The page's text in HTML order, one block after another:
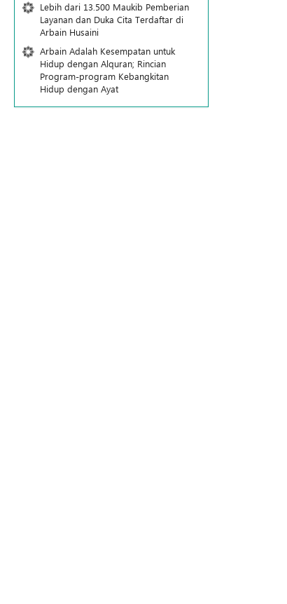
Lebih dari 13.500 Maukib Pemberian
Layanan dan Duka Cita Terdaftar di
Arbain Husaini
Arbain Adalah Kesempatan untuk
Hidup dengan Alquran; Rincian
Program-program Kebangkitan
Hidup dengan Ayat